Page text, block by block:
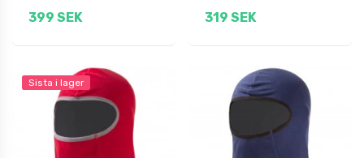
399 SEK 319 SEK
Sista i lager